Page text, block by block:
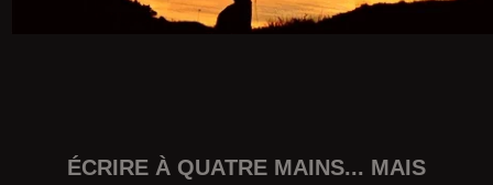
ÉCRIRE À QUATRE MAINS... MAIS